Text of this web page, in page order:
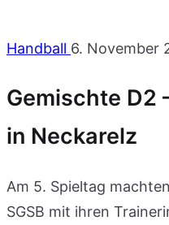
Handball 6. November
Gemischte D2
in Neckarelz
Am 5. Spieltag
SGSB mit ihren